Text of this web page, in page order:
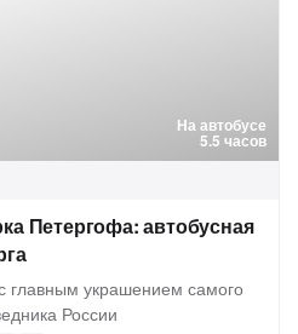
На автобусе
5.5 часов
Петергофа: автобусная
главным украшением самого
России